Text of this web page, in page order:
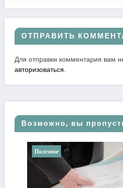
ОТПРАВИТЬ
Для отправки комментария вам
авторизоваться.
Возможно, вы
Полезное